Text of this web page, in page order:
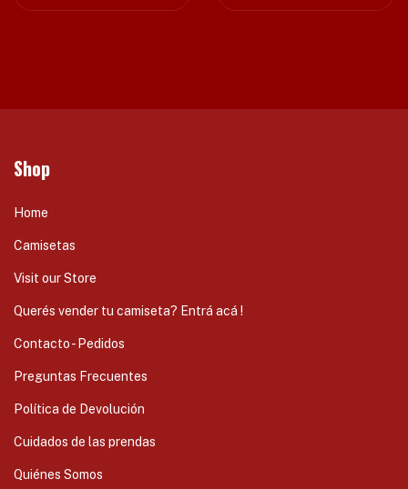
Shop
Home
Camisetas
Visit our Store
Querés vender tu camiseta? Entrá acá !
Contacto - Pedidos
Preguntas Frecuentes
Política de Devolución
Cuidados de las prendas
Quiénes Somos